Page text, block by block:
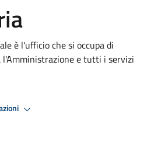
è l'ufficio che si occupa di
e tutti i servizi